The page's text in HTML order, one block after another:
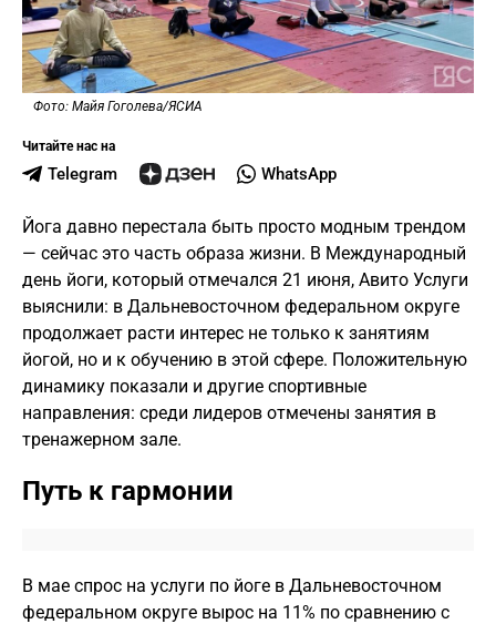
Фото: Майя Гоголева/ЯСИА
Читайте нас на
Telegram WhatsApp
Йога давно перестала быть просто модным трендом
— сейчас это часть образа жизни. В Международный
день йоги, который отмечался 21 июня, Авито Услуги
выяснили: в Дальневосточном федеральном округе
продолжает расти интерес не только к занятиям
йогой, но и к обучению в этой сфере. Положительную
динамику показали и другие спортивные
направления: среди лидеров отмечены занятия в
тренажерном зале.
Путь к гармонии
В мае спрос на услуги по йоге в Дальневосточном
федеральном округе вырос на 11% по сравнению с